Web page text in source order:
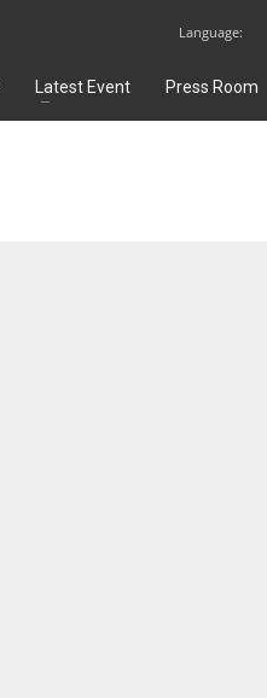
Language:
Latest Event Press Room